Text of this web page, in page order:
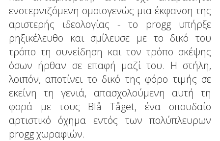
ενστερνιζόμενη ομοιογενώς μια έκφανση της
αριστερής ιδεολογίας - το progg υπήρξε
ρηξικέλευθο και σμίλευσε με το δικό του
τρόπο τη συνείδηση και τον τρόπο σκέψης
όσων ήρθαν σε επαφή μαζί του. Η στήλη,
λοιπόν, αποτίνει το δικό της φόρο τιμής σε
εκείνη τη γενιά, απασχολούμενη αυτή τη
φορά με τους Blå Tåget, ένα σπουδαίο
αρτιστικό όχημα εντός των πολύπλευρων
progg χωραφιών.